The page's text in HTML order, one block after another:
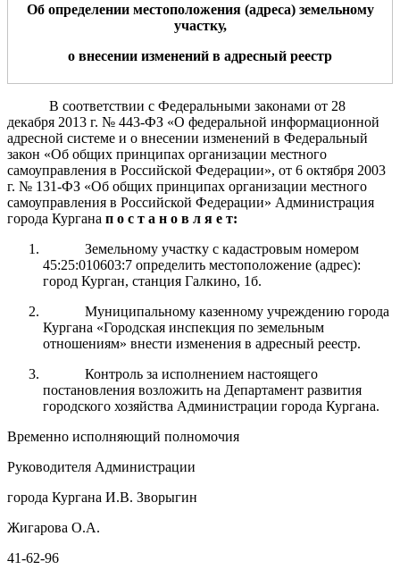
Об определении местоположения (адреса) земельному
участку,
о внесении изменений в адресный реестр
В соответствии с Федеральными законами от 28
декабря 2013 г. № 443-ФЗ «О федеральной информационной
адресной системе и о внесении изменений в Федеральный
закон «Об общих принципах организации местного
самоуправления в Российской Федерации», от 6 октября 2003
г. № 131-ФЗ «Об общих принципах организации местного
самоуправления в Российской Федерации» Администрация
города Кургана п о с т а н о в л я е т:
Земельному участку с кадастровым номером
45:25:010603:7 определить местоположение (адрес):
город Курган, станция Галкино, 1б.
Муниципальному казенному учреждению города
Кургана «Городская инспекция по земельным
отношениям» внести изменения в адресный реестр.
Контроль за исполнением настоящего
постановления возложить на Департамент развития
городского хозяйства Администрации города Кургана.
Временно исполняющий полномочия
Руководителя Администрации
города Кургана И.В. Зворыгин
Жигарова О.А.
41-62-96